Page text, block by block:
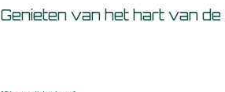
Genieten van het hart van